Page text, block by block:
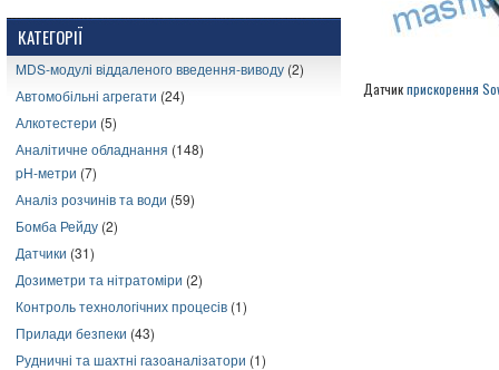
КАТЕГОРІЇ
MDS-модулі віддаленого введення-виводу (2)
Автомобільні агрегати (24)
Алкотестери (5)
Аналітичне обладнання (148)
pH-метри (7)
Аналіз розчинів та води (59)
Бомба Рейду (2)
Датчики (31)
Дозиметри та нітратоміри (2)
Контроль технологічних процесів (1)
Прилади безпеки (43)
Рудничні та шахтні газоаналізатори (1)
Датчикприскорення